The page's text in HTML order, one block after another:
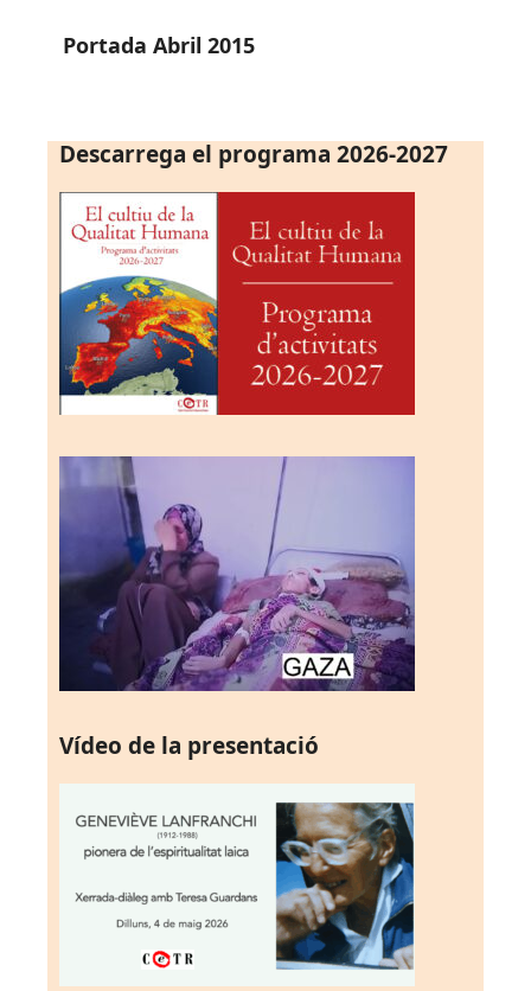
Portada Abril 2015
Descarrega el programa 2026-2027
Vídeo de la presentació